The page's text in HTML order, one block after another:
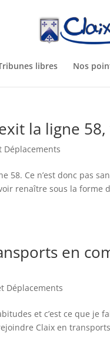
libres Nos
la ligne
Déplacements
58. Ce n’est donc pas
renaître sous la forme
en
Déplacements
et c’est ce que
Claix en